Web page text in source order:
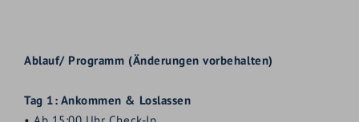
Ablauf/ Programm (Änderungen vorbehalten)
Tag 1: Ankommen & Loslassen